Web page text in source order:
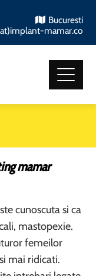
Bucuresti
mamar.co
mamar
cunoscuta si ca
mastopexie.
femeilor
mai ridicati.